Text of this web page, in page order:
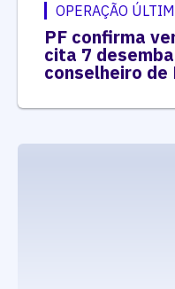
OPERAÇÃO
PF confirma
cita 7
conselheiro de